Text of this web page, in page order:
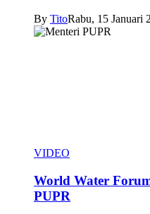
By TitoRabu, 15 Januari
VIDEO
World Water
PUPR